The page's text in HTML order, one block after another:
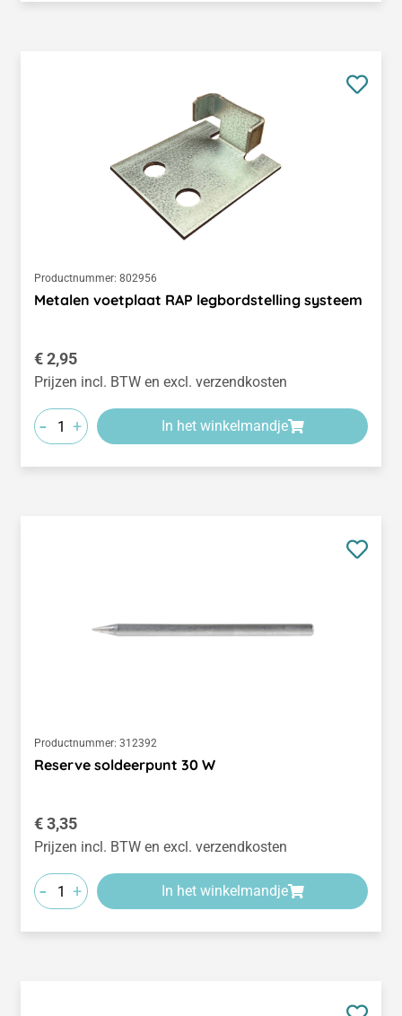
Productnummer: 802956
Metalen voetplaat RAP legbordstelling systeem
Normale prijs:
€ 2,95
Prijzen incl. BTW en excl. verzendkosten
- + In het winkelmandje
Productnummer: 312392
Reserve soldeerpunt 30 W
Normale prijs:
€ 3,35
Prijzen incl. BTW en excl. verzendkosten
- + In het winkelmandje